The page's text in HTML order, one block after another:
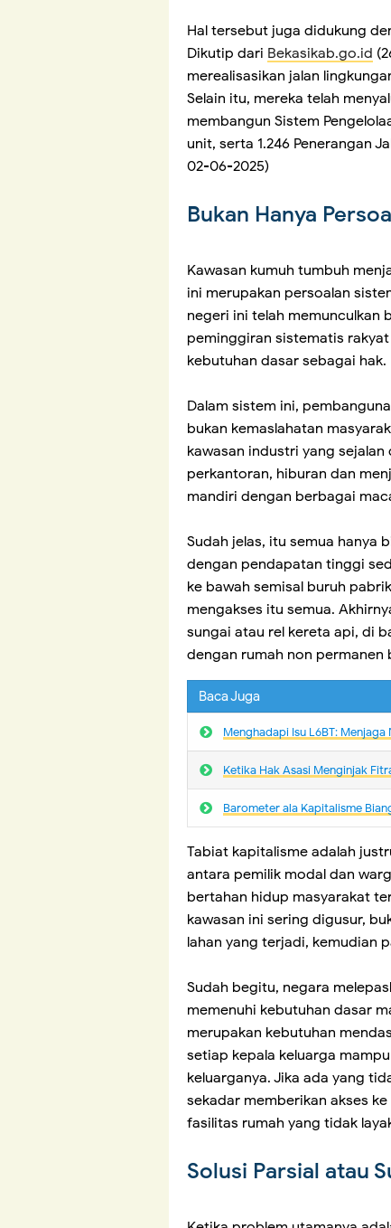
Hal tersebut juga didukung
Dikutip dari Bekasikab.go.id
merealisasikan jalan
Selain itu, mereka telah
membangun Sistem
unit, serta 1.246 Penerangan
02-06-2025)
Bukan Hanya
Kawasan kumuh tumbuh
ini merupakan persoalan
negeri ini telah memunculkan
peminggiran sistematis
kebutuhan dasar sebagai hak.
Dalam sistem ini,
bukan kemaslahatan
kawasan industri yang
perkantoran, hiburan dan
mandiri dengan berbagai
Sudah jelas, itu semua hanya
dengan pendapatan tinggi
ke bawah semisal buruh
mengakses itu semua.
sungai atau rel kereta api, di
dengan rumah non permanen
Baca Juga
Menghadapi Isu L6BT:
Ketika Hak Asasi Menginjak
Barometer ala Kapitalisme
Tabiat kapitalisme adalah
antara pemilik modal dan
bertahan hidup masyarakat
kawasan ini sering digusur,
lahan yang terjadi, kemudian
Sudah begitu, negara
memenuhi kebutuhan dasar
merupakan kebutuhan
setiap kepala keluarga
keluarganya. Jika ada yang
sekadar memberikan akses
fasilitas rumah yang tidak
Solusi Parsial atau